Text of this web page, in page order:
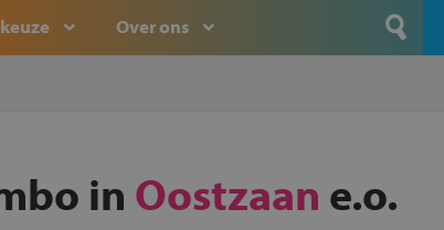
Over ons
in Oostzaan e.o.